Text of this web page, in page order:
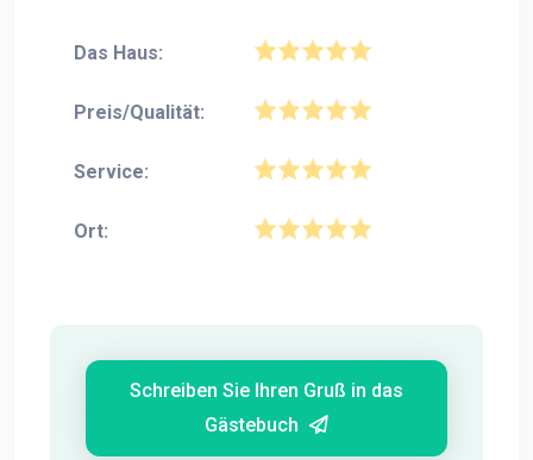
Das Haus:
Preis/Qualität:
Service:
Ort:
Schreiben Sie Ihren Gruß in das
Gästebuch